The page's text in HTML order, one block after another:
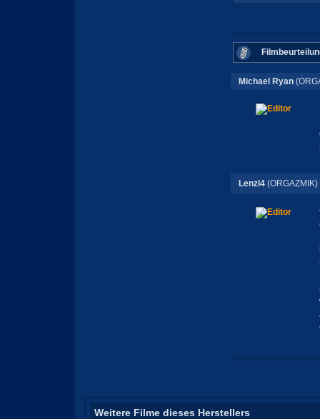
Michael Ryan
Lenzl4(ORGAZMIK)
Weitere Filme dieses Herstellers